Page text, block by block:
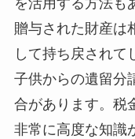
を活用する方法も
贈与された財産は
して持ち戻されて
子供からの遺留分
合があります。税
非常に高度な知識